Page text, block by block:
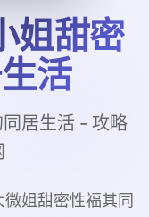
姐甜密
活
居生活 - 攻略
微姐甜密性福其同